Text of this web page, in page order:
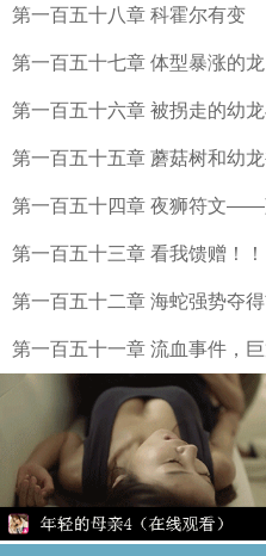
第一百五十八章 科霍尔有变
第一百五十七章 体型暴涨的龙
第一百五十六章 被拐走的幼
第一百五十五章 蘑菇树和幼
第一百五十四章 夜狮符文——
第一百五十三章 看我馈赠！！
第一百五十二章 海蛇强势夺
第一百五十一章 流血事件，